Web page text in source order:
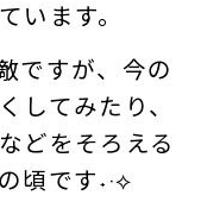
います。
ですが、今の
してみたり、
どをそろえる
頃です˖·⟡